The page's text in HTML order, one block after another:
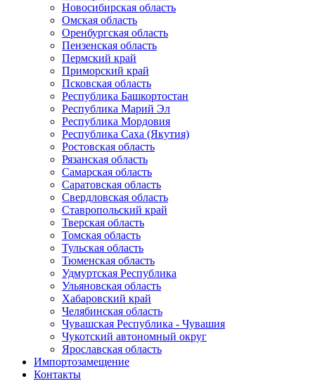
Новосибирская область
Омская область
Оренбургская область
Пензенская область
Пермский край
Приморский край
Псковская область
Республика Башкортостан
Республика Марий Эл
Республика Мордовия
Республика Саха (Якутия)
Ростовская область
Рязанская область
Самарская область
Саратовская область
Свердловская область
Ставропольский край
Тверская область
Томская область
Тульская область
Тюменская область
Удмуртская Республика
Ульяновская область
Хабаровский край
Челябинская область
Чувашская Республика - Чувашия
Чукотский автономный округ
Ярославская область
Импортозамещение
Контакты